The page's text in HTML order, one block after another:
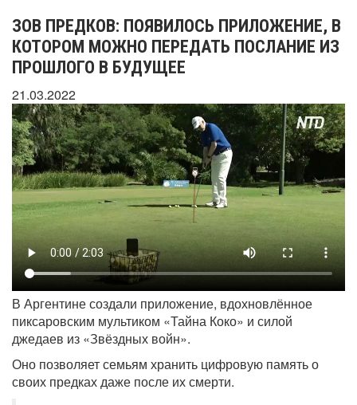
ЗОВ ПРЕДКОВ: ПОЯВИЛОСЬ ПРИЛОЖЕНИЕ, В
КОТОРОМ МОЖНО ПЕРЕДАТЬ ПОСЛАНИЕ ИЗ
ПРОШЛОГО В БУДУЩЕЕ
21.03.2022
В Аргентине создали приложение, вдохновлённое
пиксаровским мультиком «Тайна Коко» и силой
джедаев из «Звёздных войн».
Оно позволяет семьям хранить цифровую память о
своих предках даже после их смерти.